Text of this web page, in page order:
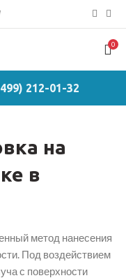
0
212-01-32
на
в
метод нанесения
Под воздействием
с поверхности